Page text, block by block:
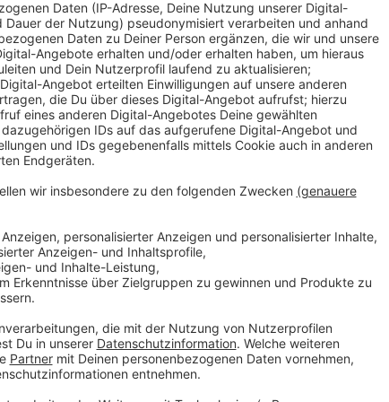
Kaufland hatte den ehemaligen Edeka-Markt im
Bauarbeiten gestellt, deshalb hat sich die Stadt den
angeschaut. Dabei kam heraus: der 30 Jahre alte Plan ist
und viele Formulierungen sind schwammig. Deshalb will die
soll klarer geregelt sein, inwiefern Gebäude vergrößert oder
benachbarten Zentren in Opladen, Küppersteg und Bürrig
hieß es aus dem Bauausschuss. Von Kaufland hieß es nur:
des Gebäudes laufen auf Hochtouren.
Anzeige
Weitere Meldungen aus Leverkusen
Anzeige
Leverkusener Notärzte sollen per Bildschirm helfen